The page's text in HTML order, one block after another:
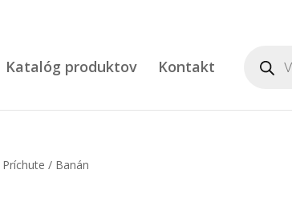
Katalóg produktov Kontakt search
/ Banán